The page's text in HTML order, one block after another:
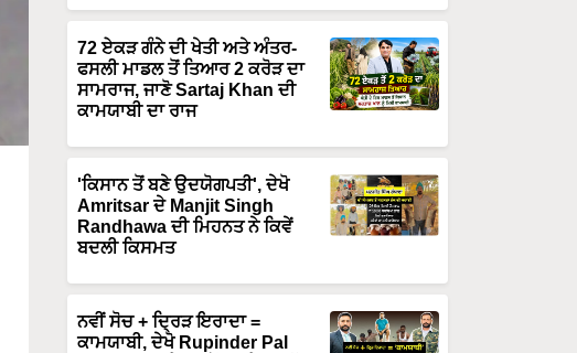
72 ਏਕੜ ਗੰਨੇ ਦੀ ਖੇਤੀ ਅਤੇ ਅੰਤਰ-
ਫਸਲੀ ਮਾਡਲ ਤੋਂ ਤਿਆਰ 2 ਕਰੋੜ ਦਾ
ਸਾਮਰਾਜ, ਜਾਣੋ Sartaj Khan ਦੀ
ਕਾਮਯਾਬੀ ਦਾ ਰਾਜ
'ਕਿਸਾਨ ਤੋਂ ਬਣੇ ਉਦਯੋਗਪਤੀ', ਦੇਖੋ
Amritsar ਦੇ Manjit Singh
Randhawa ਦੀ ਮਿਹਨਤ ਨੇ ਕਿਵੇਂ
ਬਦਲੀ ਕਿਸਮਤ
ਨਵੀਂ ਸੋਚ + ਦ੍ਰਿੜ ਇਰਾਦਾ =
ਕਾਮਯਾਬੀ, ਦੇਖੋ Rupinder Pal